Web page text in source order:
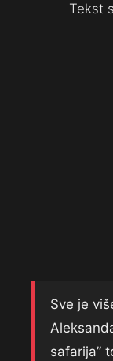
Tekst
Sve je
safarija”